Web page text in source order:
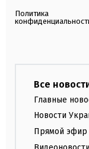
Политика
Все
Главные
Новости
Прямой эфир